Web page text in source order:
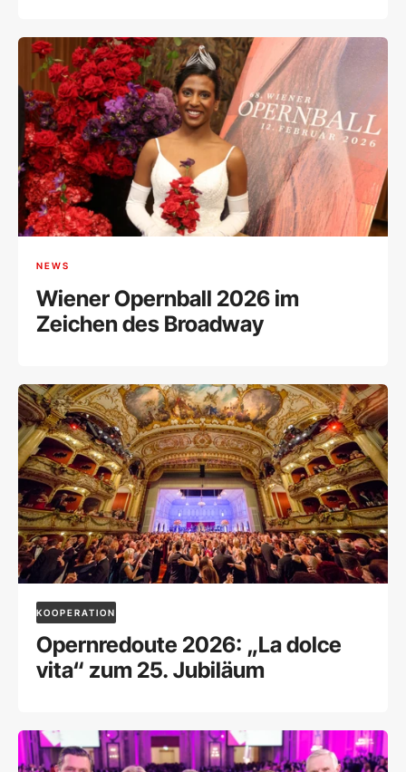
NEWS
Wiener Opernball 2026 im
Zeichen des Broadway
KOOPERATION
Opernredoute 2026: „La dolce
vita“ zum 25. Jubiläum